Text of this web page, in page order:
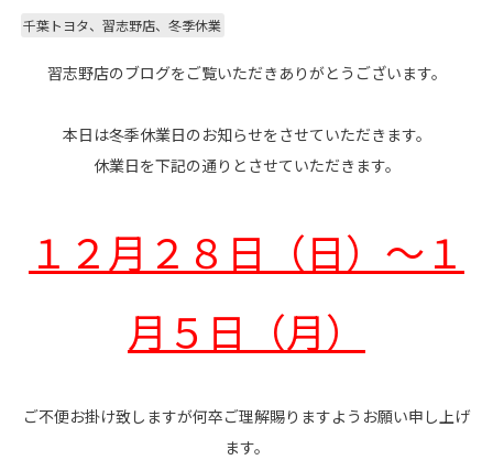
千葉トヨタ、習志野店、冬季休業
習志野店のブログをご覧いただきありがとうございます。
本日は冬季休業日のお知らせをさせていただきます。
休業日を下記の通りとさせていただきます。
１２月２８日（日）～１
月５日（月）
ご不便お掛け致しますが何卒ご理解賜りますようお願い申し上げ
ます。